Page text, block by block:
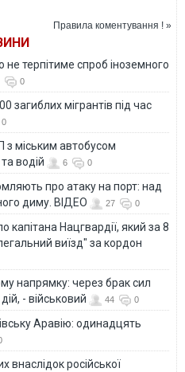
Правила коментування ! »
терпітиме спроб іноземного
0
загиблих мігрантів під час
0
з міським автобусом
водій
6 0
про атаку на порт: над
диму. ВІДЕО
27 0
капітана Нацгвардії, який за 8
виїзд" за кордон
напрямку: через брак сил
- військовий
44 0
Аравію: одинадцять
внаслідок російської